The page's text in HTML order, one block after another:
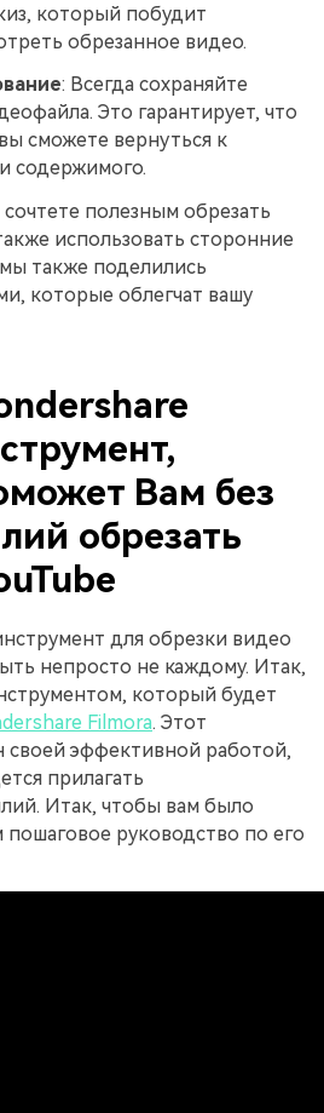
который побудит
обрезанное видео.
: Всегда сохраняйте
Это гарантирует, что
сможете вернуться к
содержимого.
полезным обрезать
использовать сторонние
также поделились
которые облегчат вашу
Вам без
обрезать
для обрезки видео
непросто не каждому. Итак,
который будет
Filmora. Этот
своей эффективной работой,
прилагать
Итак, чтобы вам было
руководство по его